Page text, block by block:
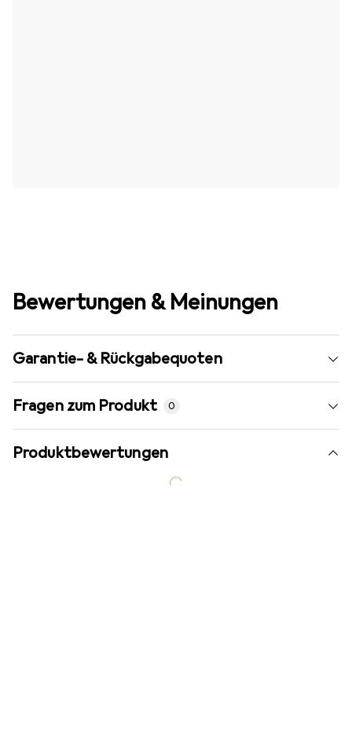
Bewertungen & Meinungen
Garantie- & Rückgabequoten
Fragen zum Produkt 0
Produktbewertungen